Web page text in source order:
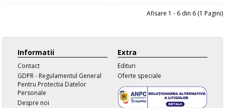
Afisare 1 - 6 din 6 (1 Pagini)
Informatii
Contact
GDPR - Regulamentul General
Pentru Protectia Datelor
Personale
Despre noi
Extra
Edituri
Oferte speciale